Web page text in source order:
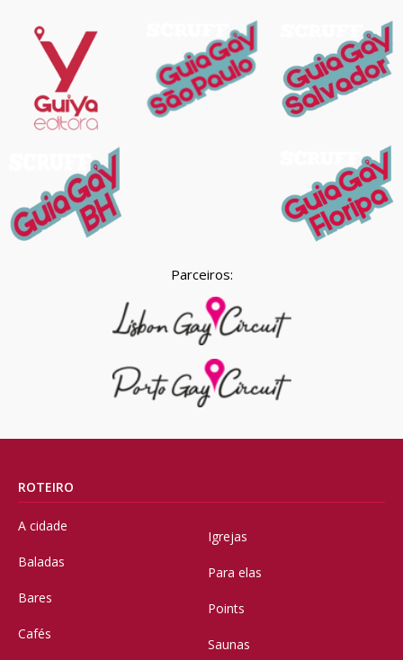
Parceiros:
ROTEIRO
A cidade
Baladas
Bares
Cafés
Igrejas
Para elas
Points
Saunas